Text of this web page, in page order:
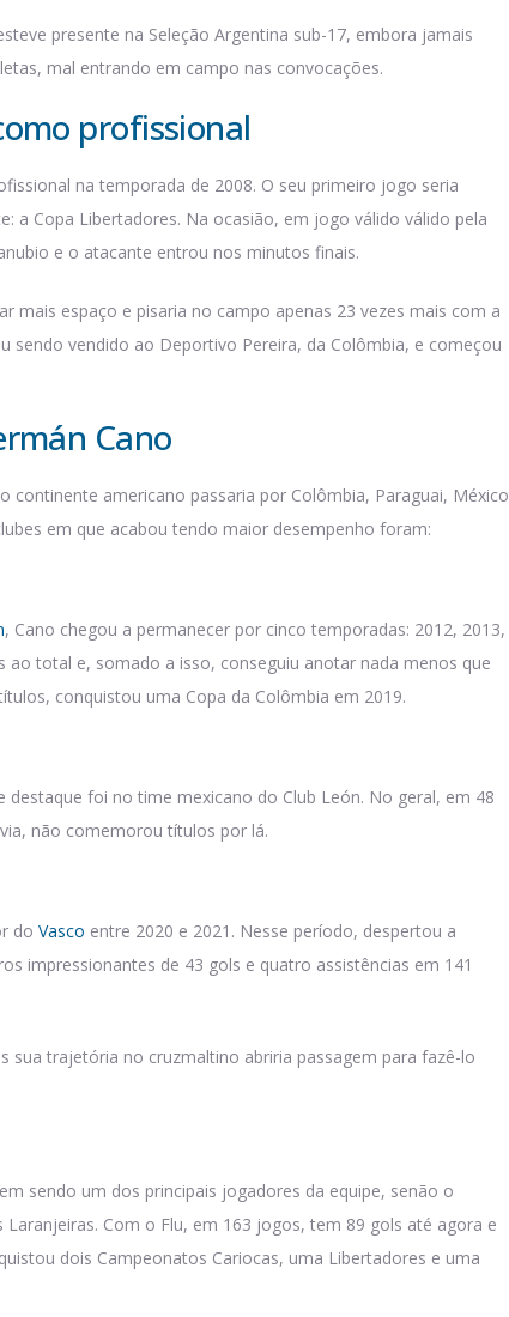
presente na Seleção Argentina sub-17, embora jamais
mal entrando em campo nas convocações.
profissional
na temporada de 2008. O seu primeiro jogo seria
a Copa Libertadores. Na ocasião, em jogo válido válido pela
e o atacante entrou nos minutos finais.
mais espaço e pisaria no campo apenas 23 vezes mais com a
sendo vendido ao Deportivo Pereira, da Colômbia, e começou
Cano
continente americano passaria por Colômbia, Paraguai, México
em que acabou tendo maior desempenho foram:
, Cano chegou a permanecer por cinco temporadas: 2012, 2013,
ao total e, somado a isso, conseguiu anotar nada menos que
conquistou uma Copa da Colômbia em 2019.
foi no time mexicano do Club León. No geral, em 48
não comemorou títulos por lá.
do Vasco entre 2020 e 2021. Nesse período, despertou a
impressionantes de 43 gols e quatro assistências em 141
trajetória no cruzmaltino abriria passagem para fazê-lo
sendo um dos principais jogadores da equipe, senão o
Com o Flu, em 163 jogos, tem 89 gols até agora e
dois Campeonatos Cariocas, uma Libertadores e uma